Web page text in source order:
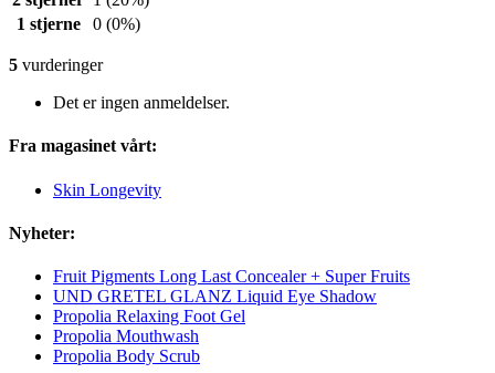
1 stjerne
0 (0%)
5 vurderinger
Det er ingen anmeldelser.
Fra magasinet vårt:
Skin Longevity
Nyheter:
Fruit Pigments Long Last Concealer + Super Fruits
UND GRETEL GLANZ Liquid Eye Shadow
Propolia Relaxing Foot Gel
Propolia Mouthwash
Propolia Body Scrub